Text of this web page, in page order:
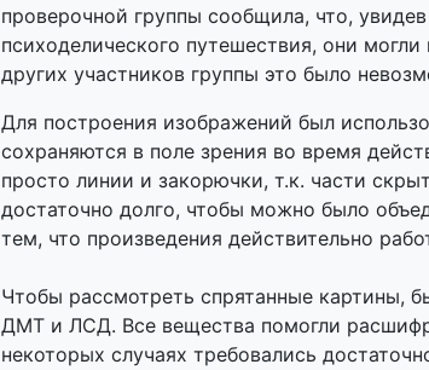
проверочной группы сообщила, что,
психоделического путешествия, они
других участников группы это было
Для построения изображений был
сохраняются в поле зрения во время
просто линии и закорючки, т.к. части
достаточно долго, чтобы можно было
тем, что произведения действительно
Чтобы рассмотреть спрятанные картины,
ДМТ и ЛСД. Все вещества помогли
некоторых случаях требовались